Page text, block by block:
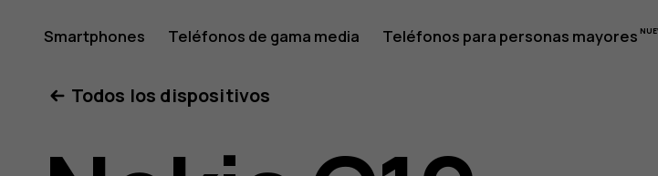
Manual
del
Smartphones Teléfonos de gama media Teléfonos para personas mayores
Todos los dispositivos